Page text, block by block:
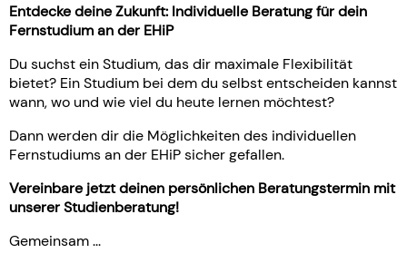
Entdecke deine Zukunft: Individuelle Beratung für dein
Fernstudium an der EHiP
Du suchst ein Studium, das dir maximale Flexibilität
bietet? Ein Studium bei dem du selbst entscheiden kannst
wann, wo und wie viel du heute lernen möchtest?
Dann werden dir die Möglichkeiten des individuellen
Fernstudiums an der EHiP sicher gefallen.
Vereinbare jetzt deinen persönlichen Beratungstermin mit
unserer Studienberatung!
Gemeinsam ...